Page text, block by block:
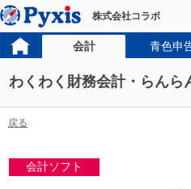
株式会社コラボ
会計 青色申
わくわく財務会計・らんら
戻る
会計ソフト